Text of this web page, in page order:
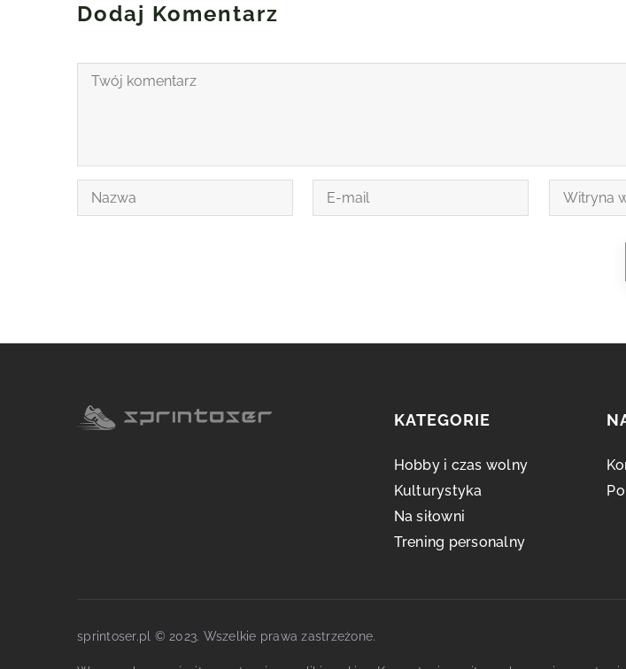
Dodaj Komentarz
KATEGORIE
Hobby i czas wolny
Kulturystyka
Na siłowni
Trening personalny
sprintoser.pl © 2023. Wszelkie prawa zastrzeżone.